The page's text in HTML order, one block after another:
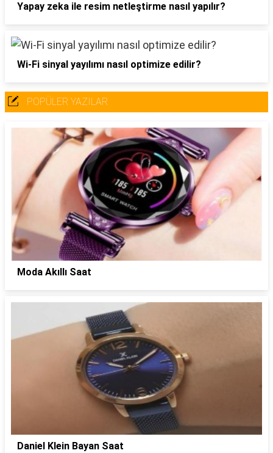
Yapay zeka ile resim netleştirme nasıl yapılır?
Wi-Fi sinyal yayılımı nasıl optimize edilir?
POPÜLER YAZILAR
Moda Akıllı Saat
Daniel Klein Bayan Saat